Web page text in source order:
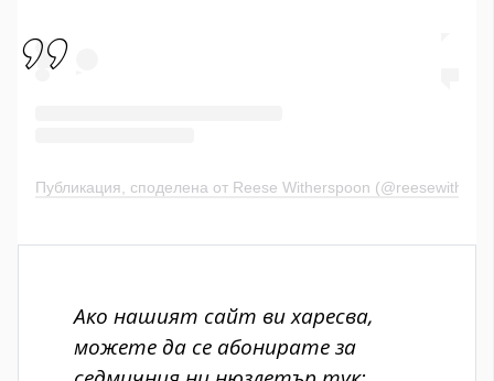
Публикация, споделена от Reese Witherspoon
Ако нашият сайт ви харесва,
можете да се абонирате за